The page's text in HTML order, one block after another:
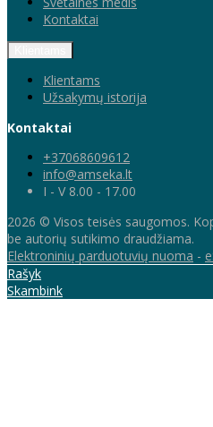
Kontaktai
Klientams
Užsakymų istorija
Kontaktai
+37068609612
info@amseka.lt
I - V 8.00 - 17.00
2026 © Visos teisės saugomos.
be autorių sutikimo draudžiama.
Elektroninių parduotuvių nuoma -
Rašyk
Skambink